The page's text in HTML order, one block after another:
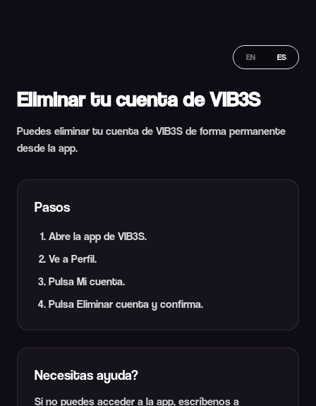
EN ES
Eliminar tu cuenta de VIB3S
Puedes eliminar tu cuenta de VIB3S de forma permanente
desde la app.
Pasos
Abre la app de VIB3S.
Ve a Perfil.
Pulsa Mi cuenta.
Pulsa Eliminar cuenta y confirma.
Necesitas ayuda?
Si no puedes acceder a la app, escríbenos a